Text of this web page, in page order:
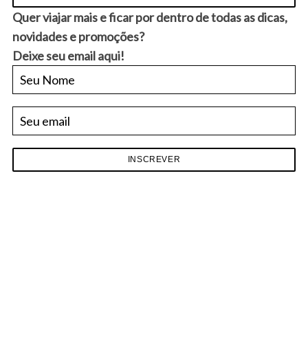
Quer viajar mais e ficar por dentro de todas as dicas,
novidades e promoções?
Deixe seu email aqui!